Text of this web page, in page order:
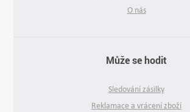
O nás
Může se hodit
Sledování zásilky
Reklamace a vrácení zboží